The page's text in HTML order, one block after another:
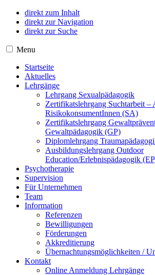
direkt zum Inhalt
direkt zur Navigation
direkt zur Suche
Menu
Startseite
Aktuelles
Lehrgänge
Lehrgang Sexualpädagogik
Zertifikatslehrgang Suchtarbeit –
RisikokonsumentInnen (SA)
Zertifikatslehrgang
Gewaltpädagogik (GP)
Diplomlehrgang
Ausbildungslehrgang Outdoor
Education/Erlebnispädagogik
Psychotherapie
Supervision
Für Unternehmen
Team
Information
Referenzen
Bewilligungen
Förderungen
Akkreditierung
Übernachtungsmöglichkeiten /
Kontakt
Online Anmeldung Lehrgänge